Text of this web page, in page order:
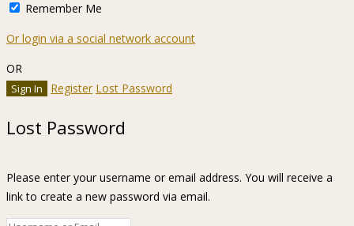
Remember Me
Or login via a social network account
OR
Register Lost Password
Lost Password
Please enter your username or email address. You will receive a
link to create a new password via email.